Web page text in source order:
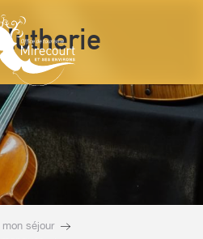
lutherie
séjour